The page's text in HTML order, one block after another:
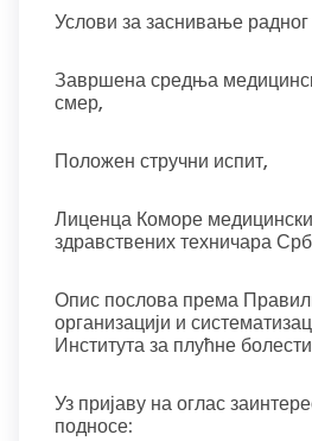
Услови за заснивање
Завршена средња
смер,
Положен стручни испит,
Лиценца Коморе
здравствених техничара
Опис послова према
организацији и
Института за плућне
Уз пријаву на оглас
подносе: